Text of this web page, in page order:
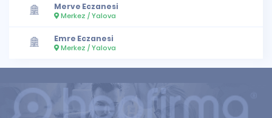
Merve Eczanesi
Merkez / Yalova
Emre Eczanesi
Merkez / Yalova